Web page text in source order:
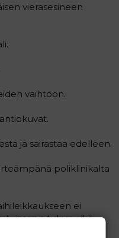
vierasesineen
vaihtoon.
ja sairastaa edelleen.
poliklinikalta
ei
toimeen tulee, eikä
leikkaukseen